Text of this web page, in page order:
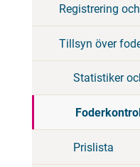
Registrering
Tillsyn över
Statistiker
Prislista